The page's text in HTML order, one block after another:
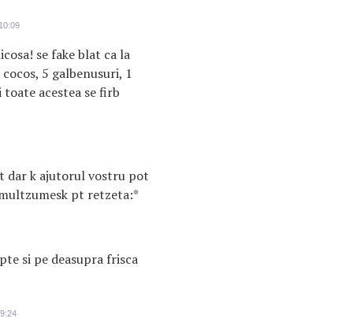
se fake blat ca la
5 galbenusuri, 1
acestea se firb
dar k ajutorul vostru pot
pt retzeta:*
si pe deasupra frisca